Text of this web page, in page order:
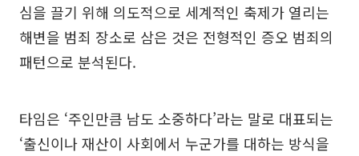
심을 끌기 위해 의도적으로 세계적인 축제가 열리는
해변을 범죄 장소로 삼은 것은 전형적인 증오 범죄의
패턴으로 분석된다.
타임은 ‘주인만큼 남도 소중하다’라는 말로 대표되는
‘출신이나 재산이 사회에서 누군가를 대하는 방식을